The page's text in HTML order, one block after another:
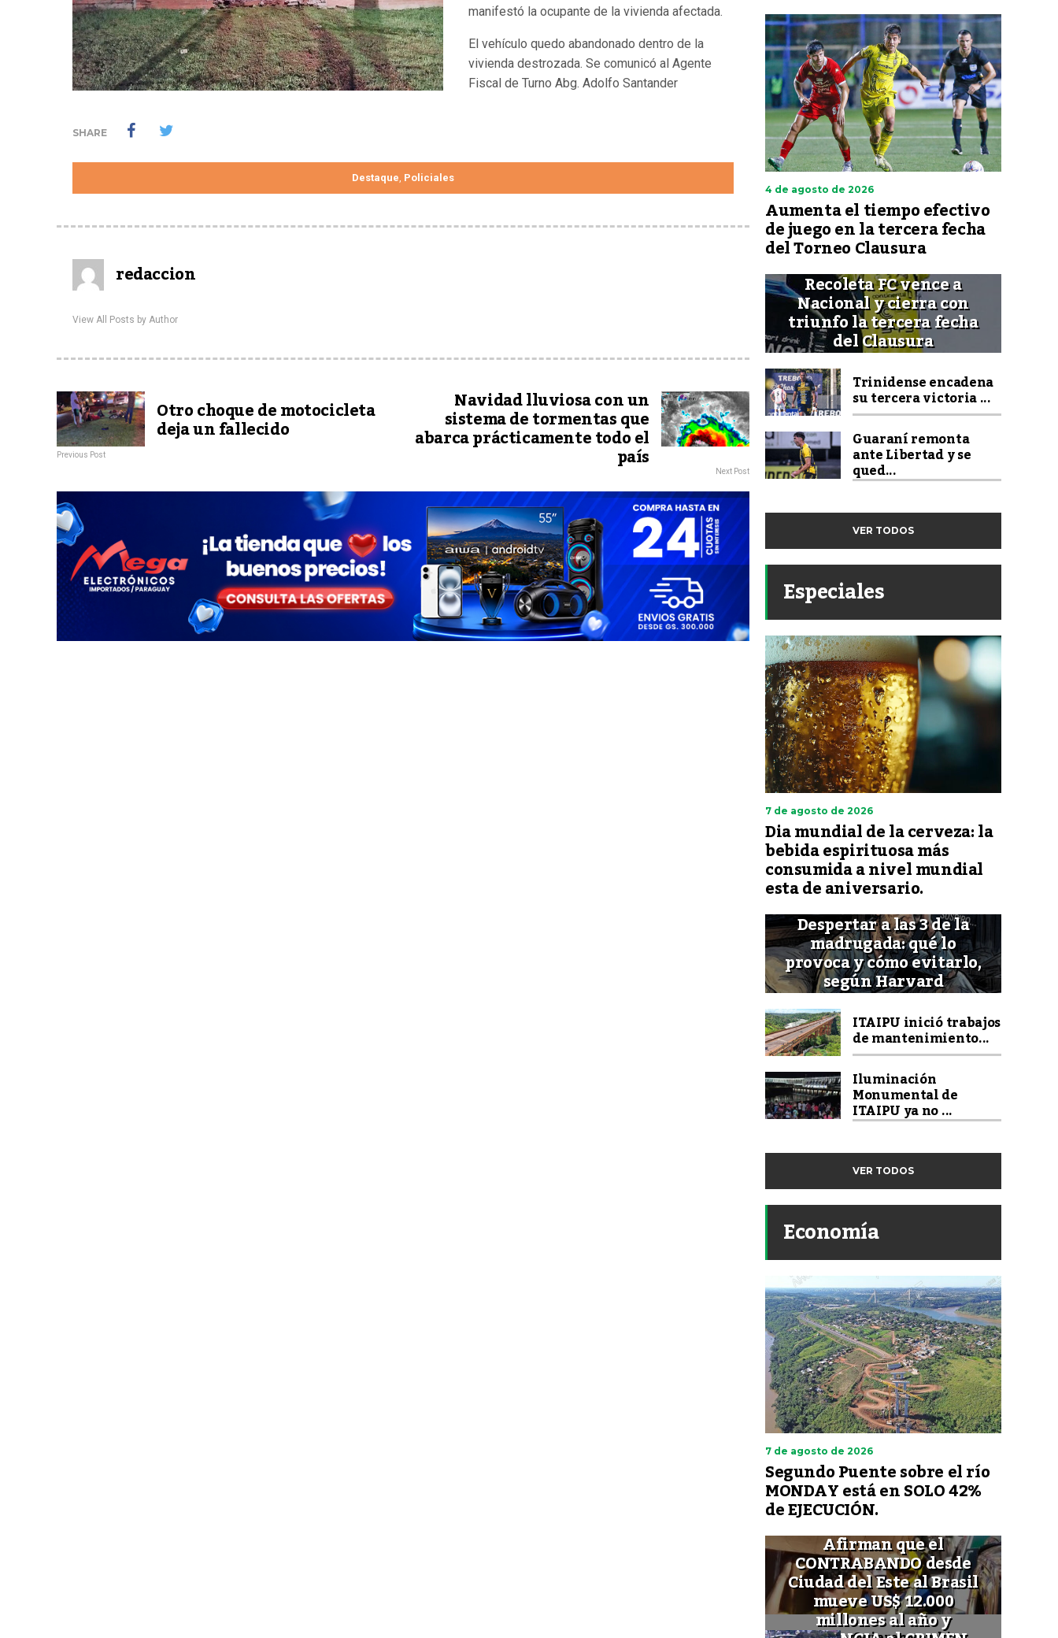
manifestó la ocupante de la vivienda afectada.
El vehículo quedo abandonado dentro de la
vivienda destrozada. Se comunicó al Agente
Fiscal de Turno Abg. Adolfo Santander
SHARE
Destaque Policiales
redaccion
View All Posts by Author
Otro choque de motocicleta
deja un fallecido
Previous Post
Navidad lluviosa con un
sistema de tormentas que
abarca prácticamente todo el
país Next Post
4 de agosto de 2026
Aumenta el tiempo efectivo
de juego en la tercera fecha
del Torneo Clausura
Recoleta FC vence a
Nacional y cierra con
triunfo la tercera fecha
del Clausura
Trinidense encadena
su tercera victoria ...
Guaraní remonta
ante Libertad y se
qued...
VER TODOS
Especiales
7 de agosto de 2026
Dia mundial de la cerveza: la
bebida espirituosa más
consumida a nivel mundial
esta de aniversario.
Despertar a las 3 de la
madrugada: qué lo
provoca y cómo evitarlo,
según Harvard
ITAIPU inició trabajos
de mantenimiento...
Iluminación
Monumental de
ITAIPU ya no ...
VER TODOS
Economía
7 de agosto de 2026
Segundo Puente sobre el río
MONDAY está en SOLO 42%
de EJECUCIÓN.
Afirman que el
CONTRABANDO desde
Ciudad del Este al Brasil
mueve US$ 12.000
millones al año y